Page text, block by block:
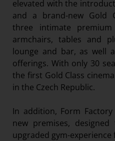
elevated with the
and a brand-new Gold
three intimate
armchairs, tables and
lounge and bar, as well
offerings. With only 30
the first Gold Class
in the Czech Republic.
In addition, Form
new premises,
upgraded gym-